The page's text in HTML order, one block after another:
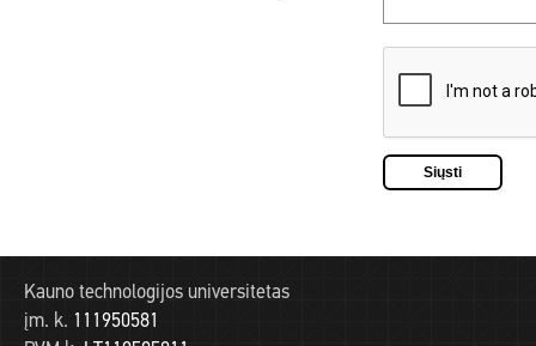
Kauno technologijos universitetas
įm. k. 111950581